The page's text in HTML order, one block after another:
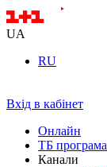
UA
RU
Вхід в кабінет
Онлайн
ТБ програма
Канали